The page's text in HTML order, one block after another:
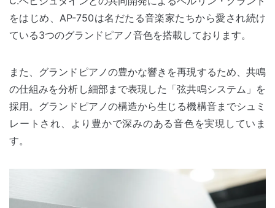
をはじめ、AP-750は名だたる音楽家たちから愛され続け
ている3つのグランドピアノ音色を搭載しております。
また、グランドピアノの豊かな響きを再現するため、共鳴
の仕組みを分析し細部まで表現した「弦共鳴システム」を
採用。グランドピアノの構造から生じる機構音までシュミ
レートされ、より豊かで深みのある音色を実現していま
す。